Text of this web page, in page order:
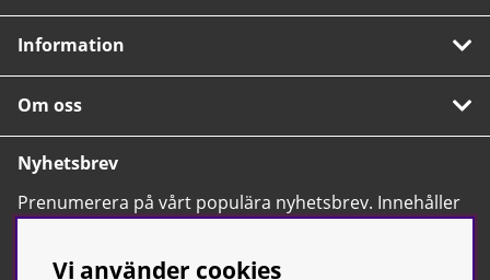
Information
Om oss
Nyhetsbrev
Prenumerera på vårt populära nyhetsbrev. Innehåller
tips, nyheter och våra allra bästa erbjudanden.
Vi använder cookies